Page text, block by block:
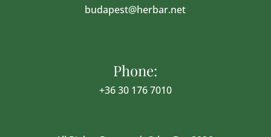
budapest@herbar.net
Phone:
+36 30 176 7010